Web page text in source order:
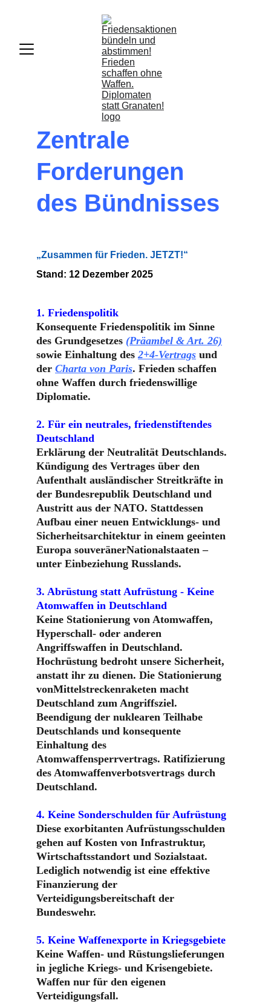
1. Friedenspolitik
Konsequente Friedenspolitik im Sinne
des Grundgesetzes (Präambel & Art. 26)
sowie Einhaltung des 2+4-Vertrags und
der Charta von Paris. Frieden schaffen
ohne Waffen durch friedenswillige
Diplomatie.
2. Für ein neutrales, friedenstiftendes
Deutschland
Erklärung der Neutralität Deutschlands.
Kündigung des Vertrages über den
Aufenthalt ausländischer Streitkräfte in
der Bundesrepublik Deutschland und
Austritt aus der NATO. Stattdessen
Aufbau einer neuen Entwicklungs- und
Sicherheitsarchitektur in einem geeinten
Europa souveränerNationalstaaten –
unter Einbeziehung Russlands.
3. Abrüstung statt Aufrüstung - Keine
Atomwaffen in Deutschland
Keine Stationierung von Atomwaffen,
Hyperschall- oder anderen
Angriffswaffen in Deutschland.
Hochrüstung bedroht unsere Sicherheit,
anstatt ihr zu dienen. Die Stationierung
vonMittelstreckenraketen macht
Deutschland zum Angriffsziel.
Beendigung der nuklearen Teilhabe
Deutschlands und konsequente
Einhaltung des
Atomwaffensperrvertrags. Ratifizierung
des Atomwaffenverbotsvertrags durch
Deutschland.
4. Keine Sonderschulden für Aufrüstung
Diese exorbitanten Aufrüstungsschulden
gehen auf Kosten von Infrastruktur,
Wirtschaftsstandort und Sozialstaat.
Lediglich notwendig ist eine effektive
Finanzierung der
Verteidigungsbereitschaft der
Bundeswehr.
5. Keine Waffenexporte in Kriegsgebiete
Keine Waffen- und Rüstungslieferungen
in jegliche Kriegs- und Krisengebiete.
Waffen nur für den eigenen
Verteidigungsfall.
Zentrale
Forderungen
des Bündnisses
„Zusammen für Frieden. JETZT!“
Stand: 12 Dezember 2025